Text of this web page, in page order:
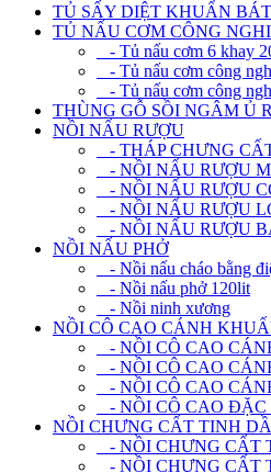
TỦ SẤY DIỆT KHUẨN
TỦ NẤU CƠM CÔNG
- Tủ nấu cơm 6 khay
- Tủ nấu cơm công
- Tủ nấu cơm công
THÙNG GỖ SỒI NGÂM Ủ
NỒI NẤU RƯỢU
- THÁP CHƯNG
- NỒI NẤU RƯỢU
- NỒI NẤU RƯỢU
- NỒI NẤU RƯỢU
- NỒI NẤU RƯỢU
NỒI NẤU PHỞ
- Nồi nấu cháo bằng
- Nồi nấu phở 120lit
- Nồi ninh xương
NỒI CÔ CAO CÁNH
- NỒI CÔ CAO
- NỒI CÔ CAO
- NỒI CÔ CAO
- NỒI CÔ CAO ĐẶC
NỒI CHƯNG CẤT TINH
- NỒI CHƯNG CẤT
- NỒI CHƯNG CẤT